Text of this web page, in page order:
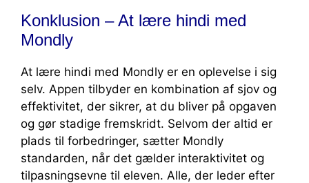
Konklusion – At lære hindi med
Mondly
At lære hindi med Mondly er en oplevelse i sig
selv. Appen tilbyder en kombination af sjov og
effektivitet, der sikrer, at du bliver på opgaven
og gør stadige fremskridt. Selvom der altid er
plads til forbedringer, sætter Mondly
standarden, når det gælder interaktivitet og
tilpasningsevne til eleven. Alle, der leder efter